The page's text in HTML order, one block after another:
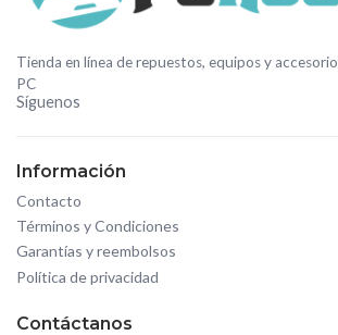
Tienda en línea de repuestos, equipos y
PC
Síguenos
Información
Contacto
Términos y Condiciones
Garantías y reembolsos
Política de privacidad
Contáctanos